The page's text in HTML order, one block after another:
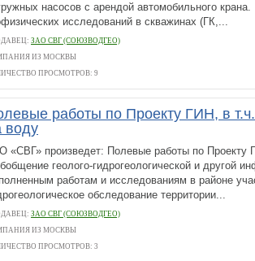
насосов с арендой автомобильного
исследований в скважинах (ГК,...
ЗАО СВГ (СОЮЗВОДГЕО)
ИЗ МОСКВЫ
ПРОСМОТРОВ: 9
работы по Проекту ГИН, в
воду
«СВГ» произведет: Полевые работы по Проекту
геолого-гидрогеологической и другой
работам и исследованиям в районе
обследование территории...
ЗАО СВГ (СОЮЗВОДГЕО)
ИЗ МОСКВЫ
ПРОСМОТРОВ: 3